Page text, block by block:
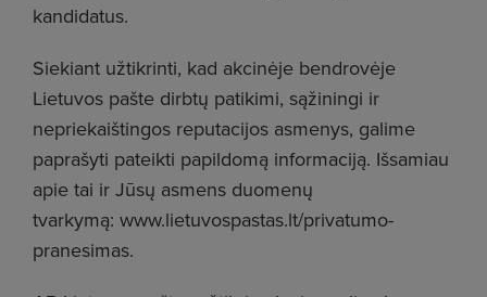
kandidatus.
Siekiant užtikrinti, kad akcinėje bendrovėje
Lietuvos pašte dirbtų patikimi, sąžiningi ir
nepriekaištingos reputacijos asmenys, galime
paprašyti pateikti papildomą informaciją. Išsamiau
apie tai ir Jūsų asmens duomenų
tvarkymą: www.lietuvospastas.lt/privatumo-
pranesimas.